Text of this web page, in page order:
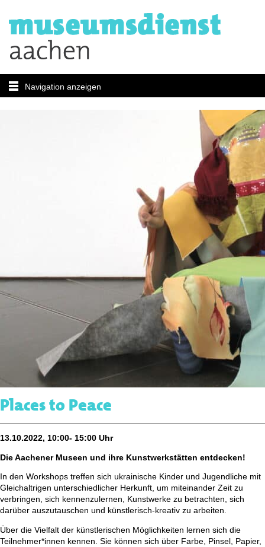
Navigation anzeigen
Places to Peace
13.10.2022, 10:00- 15:00 Uhr
Die Aachener Museen und ihre Kunstwerkstätten entdecken!
In den Workshops treffen sich ukrainische Kinder und Jugendliche mit
Gleichaltrigen unterschiedlicher Herkunft, um miteinander Zeit zu
verbringen, sich kennenzulernen, Kunstwerke zu betrachten, sich
darüber auszutauschen und künstlerisch-kreativ zu arbeiten.
Über die Vielfalt der künstlerischen Möglichkeiten lernen sich die
Teilnehmer*innen kennen. Sie können sich über Farbe, Pinsel, Papier,